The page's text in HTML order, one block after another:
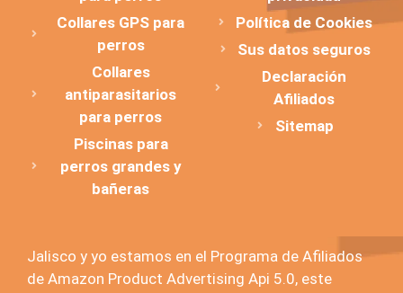
Collares GPS para
perros
Collares
antiparasitarios
para perros
Piscinas para
perros grandes y
bañeras
Política de Cookies
Sus datos seguros
Declaración
Afiliados
Sitemap
Jalisco y yo estamos en el Programa de Afiliados
de Amazon Product Advertising Api 5.0, este